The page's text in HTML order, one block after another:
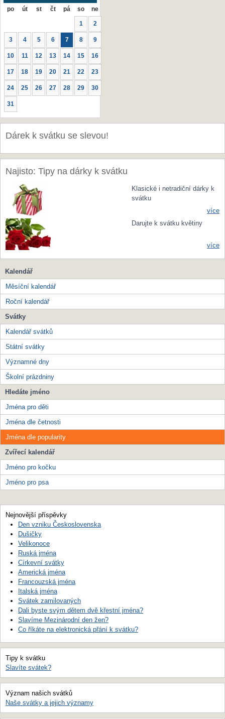
po út st čt pá so ne
1 2
3 4 5 6 7 8 9
10 11 12 13 14 15 16
17 18 19 20 21 22 23
24 25 26 27 28 29 30
31
Dárek k svátku se slevou!
Najisto: Tipy na dárky k svátku
Klasické i netradiční dárky k
svátku
více
Darujte k svátku květiny
více
Kalendář
Měsíční kalendář
Roční kalendář
Svátky
Kalendář svátků
Státní svátky
Významné dny
Školní prázdniny
Hledáte jméno
Jména pro děti
Jména dle četnosti
Jména dle popularity
Zvířecí kalendář
Jméno pro kočku
Jméno pro psa
Nejnovější příspěvky
Den vzniku Československa
Dušičky
Velikonoce
Ruská jména
Církevní svátky
Americká jména
Francouzská jména
Italská jména
Svátek zamilovaných
Dali byste svým dětem dvě křestní jména?
Slavíme Mezinárodní den žen?
Co říkáte na elektronická přání k svátku?
Tipy k svátku
Slavíte svátek?
Význam našich svátků
Naše svátky a jejich významy